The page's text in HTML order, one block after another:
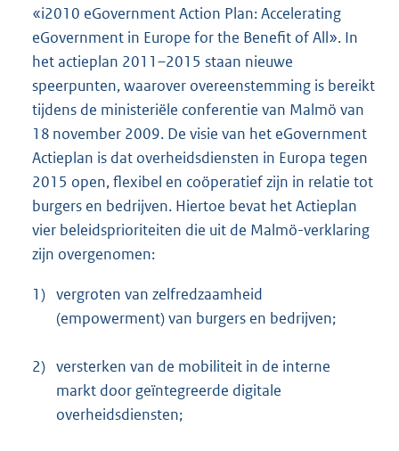
«i2010 eGovernment Action Plan: Accelerating
eGovernment in Europe for the Benefit of All». In
het actieplan 2011–2015 staan nieuwe
speerpunten, waarover overeenstemming is bereikt
tijdens de ministeriële conferentie van Malmö van
18 november 2009. De visie van het eGovernment
Actieplan is dat overheidsdiensten in Europa tegen
2015 open, flexibel en coöperatief zijn in relatie tot
burgers en bedrijven. Hiertoe bevat het Actieplan
vier beleidsprioriteiten die uit de Malmö-verklaring
zijn overgenomen:
1) vergroten van zelfredzaamheid
(empowerment) van burgers en bedrijven;
2) versterken van de mobiliteit in de interne
markt door geïntegreerde digitale
overheidsdiensten;